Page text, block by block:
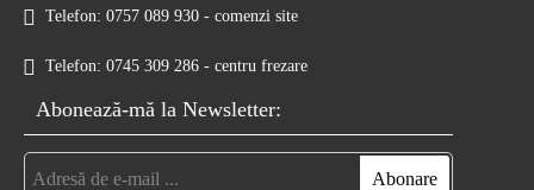
Telefon: 0757 089 930 - comenzi site
Telefon: 0745 309 286 - centru frezare
Abonează-mă la Newsletter: